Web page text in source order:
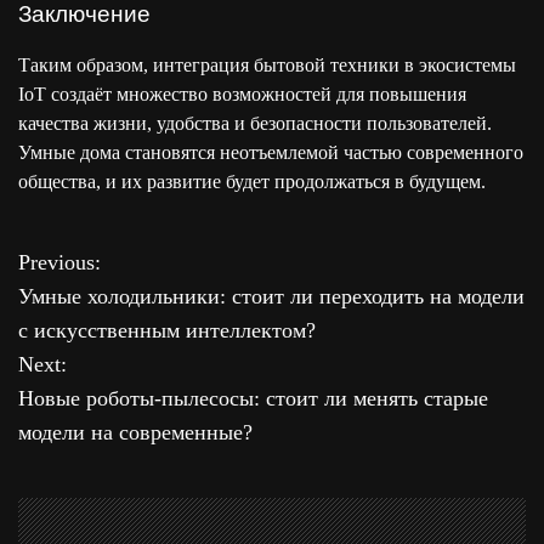
Заключение
Таким образом, интеграция бытовой техники в экосистемы
IoT создаёт множество возможностей для повышения
качества жизни, удобства и безопасности пользователей.
Умные дома становятся неотъемлемой частью современного
общества, и их развитие будет продолжаться в будущем.
Н
а
в
и
а
Previous:
Умные холодильники: стоит ли переходить на модели
с искусственным интеллектом?
Next:
Новые роботы-пылесосы: стоит ли менять старые
модели на современные?